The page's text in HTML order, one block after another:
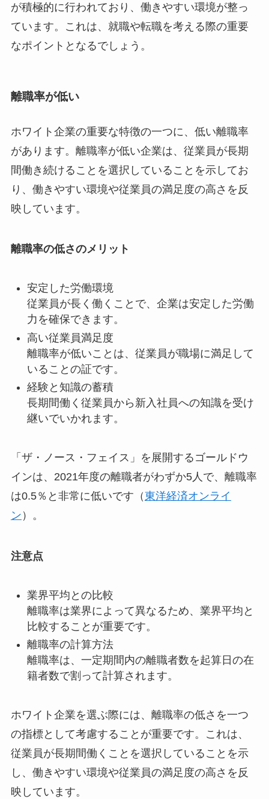
が積極的に行われており、働きやすい環境が整っ
ています。これは、就職や転職を考える際の重要
なポイントとなるでしょう。
離職率が低い
ホワイト企業の重要な特徴の一つに、低い離職率
があります。離職率が低い企業は、従業員が長期
間働き続けることを選択していることを示してお
り、働きやすい環境や従業員の満足度の高さを反
映しています。
離職率の低さのメリット
安定した労働環境
従業員が長く働くことで、企業は安定した労働
力を確保できます。
高い従業員満足度
離職率が低いことは、従業員が職場に満足して
いることの証です。
経験と知識の蓄積
長期間働く従業員から新入社員への知識を受け
継いでいかれます。
「ザ・ノース・フェイス」を展開するゴールドウ
インは、2021年度の離職者がわずか5人で、離職率
は0.5％と非常に低いです（東洋経済オンライ
ン ）。
注意点
業界平均との比較
離職率は業界によって異なるため、業界平均と
比較することが重要です。
離職率の計算方法
離職率は、一定期間内の離職者数を起算日の在
籍者数で割って計算されます。
ホワイト企業を選ぶ際には、離職率の低さを一つ
の指標として考慮することが重要です。これは、
従業員が長期間働くことを選択していることを示
し、働きやすい環境や従業員の満足度の高さを反
映しています。